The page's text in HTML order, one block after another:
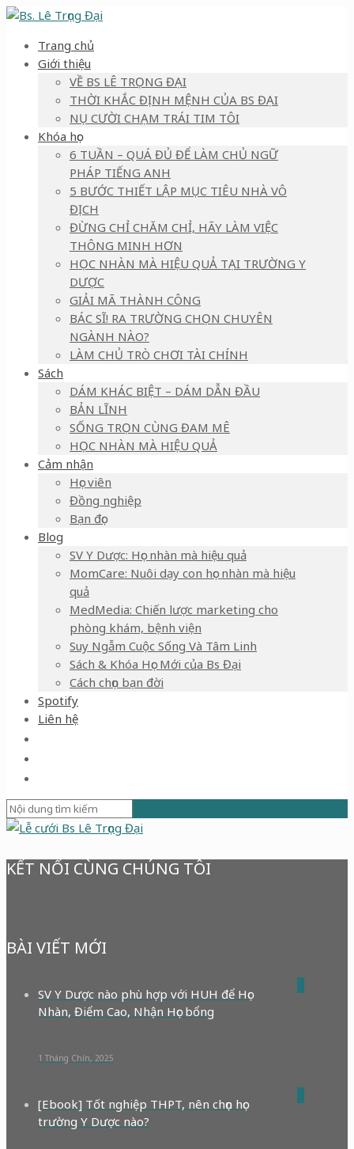
Trang chủ
Giới thiệu
VỀ BS LÊ TRỌNG ĐẠI
THỜI KHẮC ĐỊNH MỆNH CỦA BS ĐẠI
NỤ CƯỜI CHẠM TRÁI TIM TÔI
Khóa học
6 TUẦN – QUÁ ĐỦ ĐỂ LÀM CHỦ NGỮ
PHÁP TIẾNG ANH
5 BƯỚC THIẾT LẬP MỤC TIÊU NHÀ VÔ
ĐỊCH
ĐỪNG CHỈ CHĂM CHỈ, HÃY LÀM VIỆC
THÔNG MINH HƠN
HỌC NHÀN MÀ HIỆU QUẢ TẠI TRƯỜNG Y
DƯỢC
GIẢI MÃ THÀNH CÔNG
BÁC SĨ! RA TRƯỜNG CHỌN CHUYÊN
NGÀNH NÀO?
LÀM CHỦ TRÒ CHƠI TÀI CHÍNH
Sách
DÁM KHÁC BIỆT – DÁM DẪN ĐẦU
BẢN LĨNH
SỐNG TRỌN CÙNG ĐAM MÊ
HỌC NHÀN MÀ HIỆU QUẢ
Cảm nhận
Học viên
Đồng nghiệp
Bạn đọc
Blog
SV Y Dược: Học nhàn mà hiệu quả
MomCare: Nuôi dạy con học nhàn mà hiệu
quả
MedMedia: Chiến lược marketing cho
phòng khám, bệnh viện
Suy Ngẫm Cuộc Sống Và Tâm Linh
Sách & Khóa Học Mới của Bs Đại
Cách chọn bạn đời
Spotify
Liên hệ
KẾT NỐI CÙNG CHÚNG TÔI
BÀI VIẾT MỚI
SV Y Dược nào phù hợp với HUH để Học
Nhàn, Điểm Cao, Nhận Học bổng
1 Tháng Chín, 2025
[Ebook] Tốt nghiệp THPT, nên chọn học
trường Y Dược nào?